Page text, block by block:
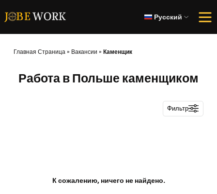
Русский
Главная Страница» Вакансии » Каменщик
Работа в Польше каменщиком
Фильтр
К сожалению, ничего не найдено.